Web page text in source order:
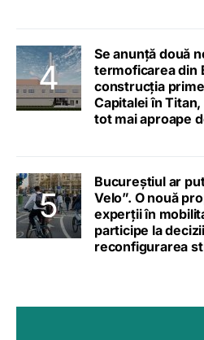
Se anunță două
termoficarea din
construcția primei termocentrale noi a
Capitalei în
tot mai aproape
Bucureștiul ar
Velo”. O nouă
experții în
participe la
reconfigurarea